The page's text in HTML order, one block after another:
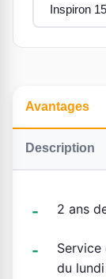
Avantages
Description
2 ans
du